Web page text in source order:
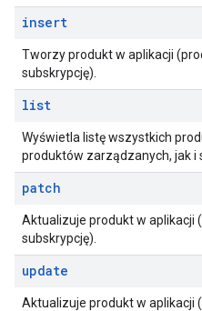
insert
Tworzy produkt w aplikacji
subskrypcję).
list
Wyświetla listę wszystkich
produktów zarządzanych, jak i
patch
Aktualizuje produkt w aplikacji
subskrypcję).
update
Aktualizuje produkt w aplikacji